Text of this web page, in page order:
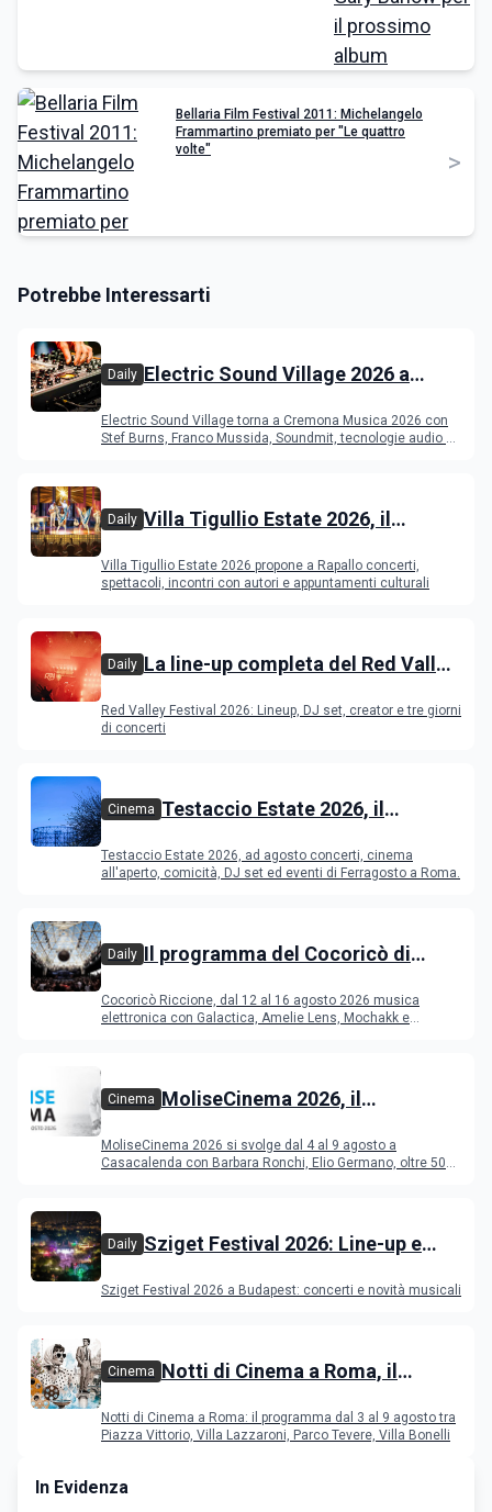
Bellaria Film Festival 2011: Michelangelo
Frammartino premiato per "Le quattro
volte"
>
Potrebbe Interessarti
Daily Electric Sound Village 2026 a
Young Band Contest, il programma
Electric Sound Village torna a Cremona Musica 2026 con
Stef Burns, Franco Mussida, Soundmit, tecnologie audio e
Daily Villa Tigullio Estate 2026, il
Villa Tigullio Estate 2026 propone a Rapallo concerti,
spettacoli, incontri con autori e appuntamenti culturali
Daily La line-up completa del Red Valley
Red Valley Festival 2026: Lineup, DJ set, creator e tre giorni
di concerti
Cinema Testaccio Estate 2026, il
Ferragosto
Testaccio Estate 2026, ad agosto concerti, cinema
all'aperto, comicità, DJ set ed eventi di Ferragosto a Roma.
Daily Il programma del Cocoricò di
Cocoricò Riccione, dal 12 al 16 agosto 2026 musica
elettronica con Galactica, Amelie Lens, Mochakk e
Cinema MoliseCinema 2026, il
MoliseCinema 2026 si svolge dal 4 al 9 agosto a
Casacalenda con Barbara Ronchi, Elio Germano, oltre 50
Daily Sziget Festival 2026: Line-up e
Sziget Festival 2026 a Budapest: concerti e novità musicali
Cinema Notti di Cinema a Roma, il
Notti di Cinema a Roma: il programma dal 3 al 9 agosto tra
Piazza Vittorio, Villa Lazzaroni, Parco Tevere, Villa Bonelli
In Evidenza